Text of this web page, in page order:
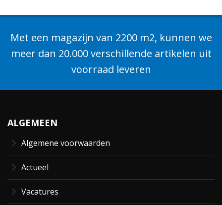
Met een magazijn van 2200 m2, kunnen we
meer dan 20.000 verschillende artikelen uit
voorraad leveren
ALGEMEEN
Algemene voorwaarden
Actueel
Vacatures